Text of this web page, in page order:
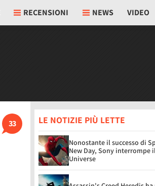
RECENSIONI NEWS VIDEO
33 LE NOTIZIE PIÙ LETTE
Nonostante il successo di
New Day, Sony interrompe
Universe